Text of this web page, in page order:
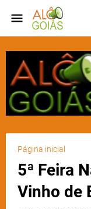
Página inicial
5ª Feira
Vinho de